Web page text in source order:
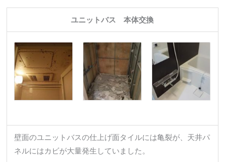
ユニットバス 本体交換
壁面のユニットバスの仕上げ面タイルには亀裂が、天井パ
ネルにはカビが大量発生していました。